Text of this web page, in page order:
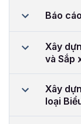
Báo
Xây
và Sắp
Xây
loại